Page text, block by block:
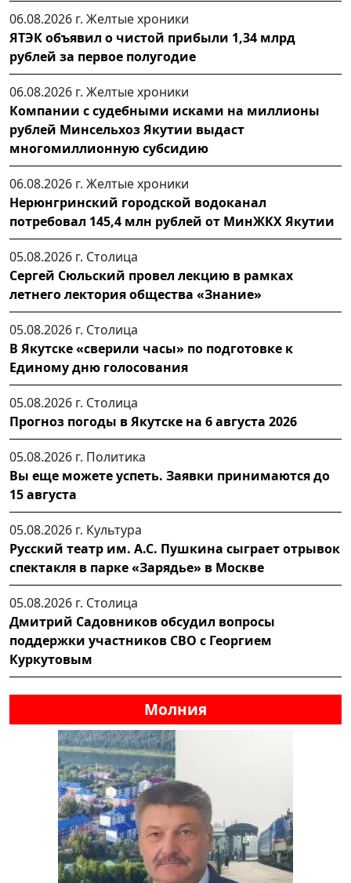
06.08.2026 г. Желтые хроники
ЯТЭК объявил о чистой прибыли 1,34 млрд
рублей за первое полугодие
06.08.2026 г. Желтые хроники
Компании с судебными исками на миллионы
рублей Минсельхоз Якутии выдаст
многомиллионную субсидию
06.08.2026 г. Желтые хроники
Нерюнгринский городской водоканал
потребовал 145,4 млн рублей от МинЖКХ Якутии
05.08.2026 г. Столица
Сергей Сюльский провел лекцию в рамках
летнего лектория общества «Знание»
05.08.2026 г. Столица
В Якутске «сверили часы» по подготовке к
Единому дню голосования
05.08.2026 г. Столица
Прогноз погоды в Якутске на 6 августа 2026
05.08.2026 г. Политика
Вы еще можете успеть. Заявки принимаются до
15 августа
05.08.2026 г. Культура
Русский театр им. А.С. Пушкина сыграет отрывок
спектакля в парке «Зарядье» в Москве
05.08.2026 г. Столица
Дмитрий Садовников обсудил вопросы
поддержки участников СВО с Георгием
Куркутовым
Молния